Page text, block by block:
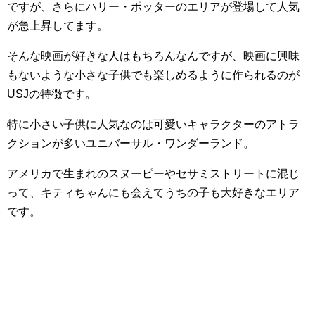
ですが、さらにハリー・ポッターのエリアが登場して人気
が急上昇してます。
そんな映画が好きな人はもちろんなんですが、映画に興味
もないような小さな子供でも楽しめるように作られるのが
USJの特徴です。
特に小さい子供に人気なのは可愛いキャラクターのアトラ
クションが多いユニバーサル・ワンダーランド。
アメリカで生まれのスヌーピーやセサミストリートに混じ
って、キティちゃんにも会えてうちの子も大好きなエリア
です。